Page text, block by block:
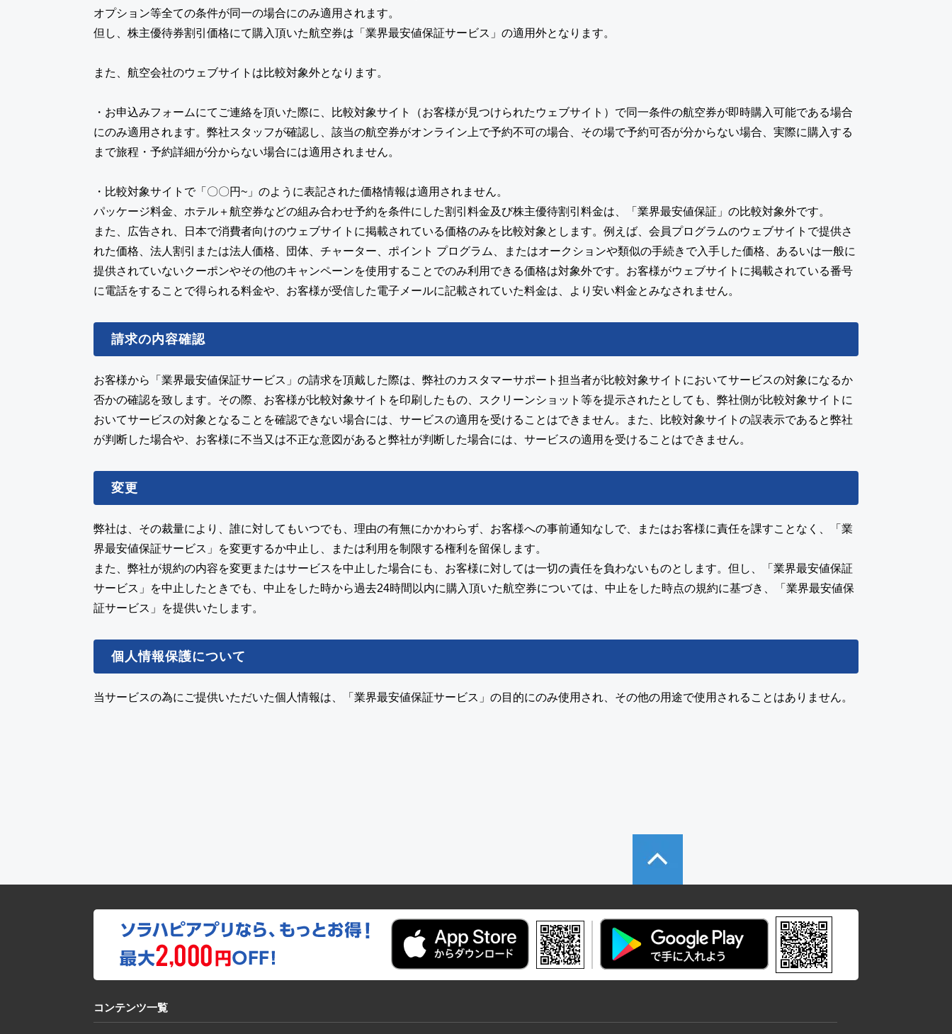
オプション等全ての条件が同一の場合にのみ適用されます。
但し、株主優待券割引価格にて購入頂いた航空券は「業界最安値保証サービス」の適用外となります。
また、航空会社のウェブサイトは比較対象外となります。
・お申込みフォームにてご連絡を頂いた際に、比較対象サイト（お客様が見つけられたウェブサイト）で同一条件の航空券が即時購入可能である場合
にのみ適用されます。弊社スタッフが確認し、該当の航空券がオンライン上で予約不可の場合、その場で予約可否が分からない場合、実際に購入する
まで旅程・予約詳細が分からない場合には適用されません。
・比較対象サイトで「〇〇円~」のように表記された価格情報は適用されません。
パッケージ料金、ホテル＋航空券などの組み合わせ予約を条件にした割引料金及び株主優待割引料金は、「業界最安値保証」の比較対象外です。
また、広告され、日本で消費者向けのウェブサイトに掲載されている価格のみを比較対象とします。例えば、会員プログラムのウェブサイトで提供さ
れた価格、法人割引または法人価格、団体、チャーター、ポイント プログラム、またはオークションや類似の手続きで入手した価格、あるいは一般に
提供されていないクーポンやその他のキャンペーンを使用することでのみ利用できる価格は対象外です。お客様がウェブサイトに掲載されている番号
に電話をすることで得られる料金や、お客様が受信した電子メールに記載されていた料金は、より安い料金とみなされません。
請求の内容確認
お客様から「業界最安値保証サービス」の請求を頂戴した際は、弊社のカスタマーサポート担当者が比較対象サイトにおいてサービスの対象になるか
否かの確認を致します。その際、お客様が比較対象サイトを印刷したもの、スクリーンショット等を提示されたとしても、弊社側が比較対象サイトに
おいてサービスの対象となることを確認できない場合には、サービスの適用を受けることはできません。また、比較対象サイトの誤表示であると弊社
が判断した場合や、お客様に不当又は不正な意図があると弊社が判断した場合には、サービスの適用を受けることはできません。
変更
弊社は、その裁量により、誰に対してもいつでも、理由の有無にかかわらず、お客様への事前通知なしで、またはお客様に責任を課すことなく、「業
界最安値保証サービス」を変更するか中止し、または利用を制限する権利を留保します。
また、弊社が規約の内容を変更またはサービスを中止した場合にも、お客様に対しては一切の責任を負わないものとします。但し、「業界最安値保証
サービス」を中止したときでも、中止をした時から過去24時間以内に購入頂いた航空券については、中止をした時点の規約に基づき、「業界最安値保
証サービス」を提供いたします。
個人情報保護について
当サービスの為にご提供いただいた個人情報は、「業界最安値保証サービス」の目的にのみ使用され、その他の用途で使用されることはありません。
コンテンツ一覧